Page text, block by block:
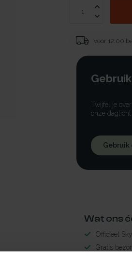
Voor 12:00
Twijfel je
onze
Gebruik
Wat ons
Officieel
Gratis